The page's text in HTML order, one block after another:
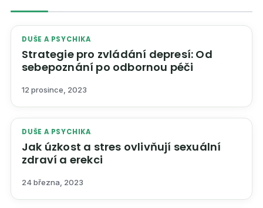
DUŠE A PSYCHIKA
Strategie pro zvládání depresí: Od
sebepoznání po odbornou péči
12 prosince, 2023
DUŠE A PSYCHIKA
Jak úzkost a stres ovlivňují sexuální
zdraví a erekci
24 března, 2023